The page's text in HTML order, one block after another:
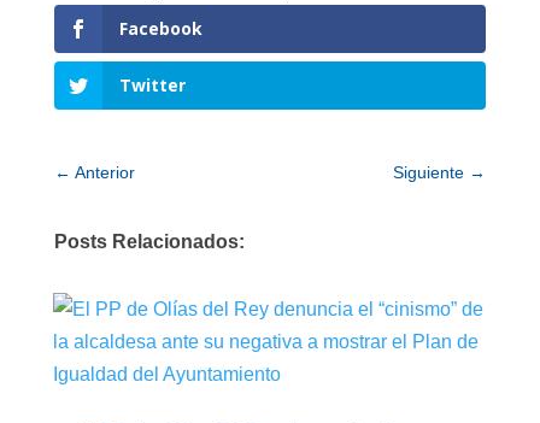
Facebook
Twitter
← Anterior Siguiente →
Posts Relacionados: